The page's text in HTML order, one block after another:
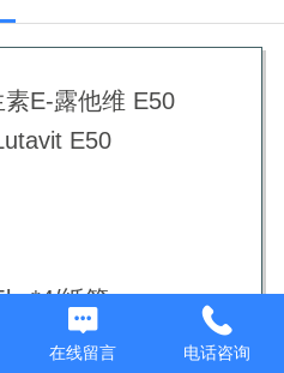
素E-露他维 E50
E50
纸箱
在线留言 电话咨询